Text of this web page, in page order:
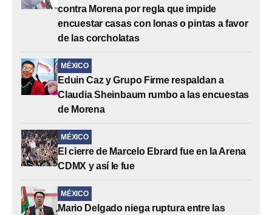
contra Morena por regla que impide
encuestar casas con lonas o pintas a favor
de las corcholatas
MÉXICO
Eduin Caz y Grupo Firme respaldan a
Claudia Sheinbaum rumbo a las encuestas
de Morena
MÉXICO
El cierre de Marcelo Ebrard fue en la Arena
CDMX y así le fue
MÉXICO
Mario Delgado niega ruptura entre las